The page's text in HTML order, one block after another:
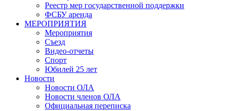
Реестр мер государственной поддержки
ФСБУ аренда
МЕРОПРИЯТИЯ
Мероприятия
Съезд
Видео-отчеты
Спорт
Юбилей 25 лет
Новости
Новости ОЛА
Новости членов ОЛА
Официальная переписка